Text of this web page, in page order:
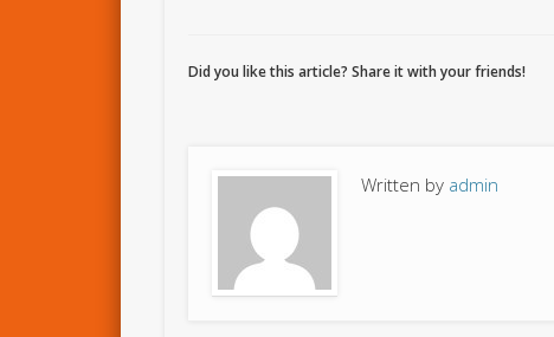
Did you like this article? Share it with your friends!
Written by admin